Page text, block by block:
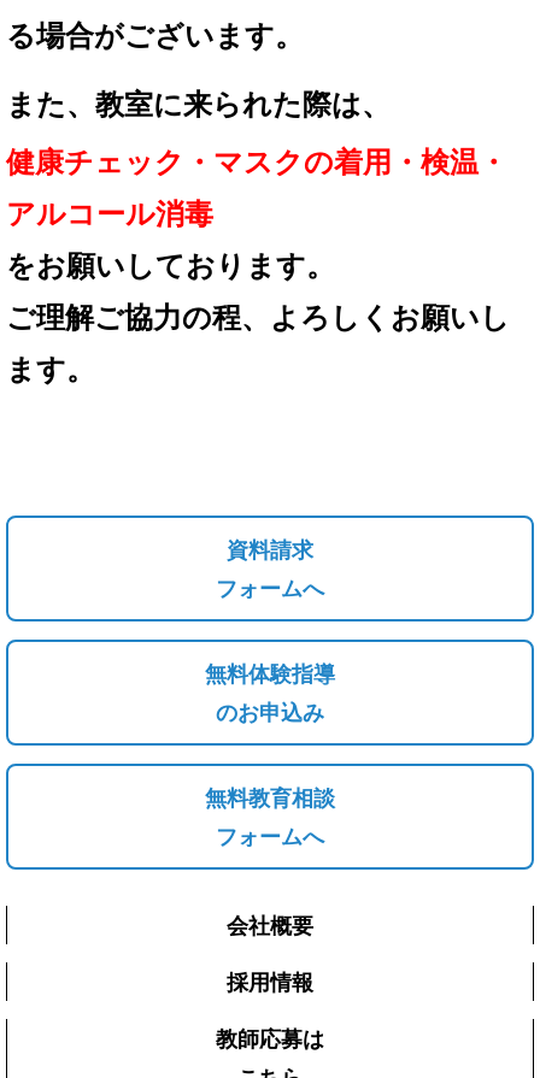
る場合がございます。
また、教室に来られた際は、
健康チェック・マスクの着用 ・検温・
アルコール消毒
をお願いしております。
ご理解ご協力の程、
よろしくお願いし
ます。
資料請求
フォームへ
無料体験指導
のお申込み
無料教育相談
フォームへ
会社概要
採用情報
教師応募は